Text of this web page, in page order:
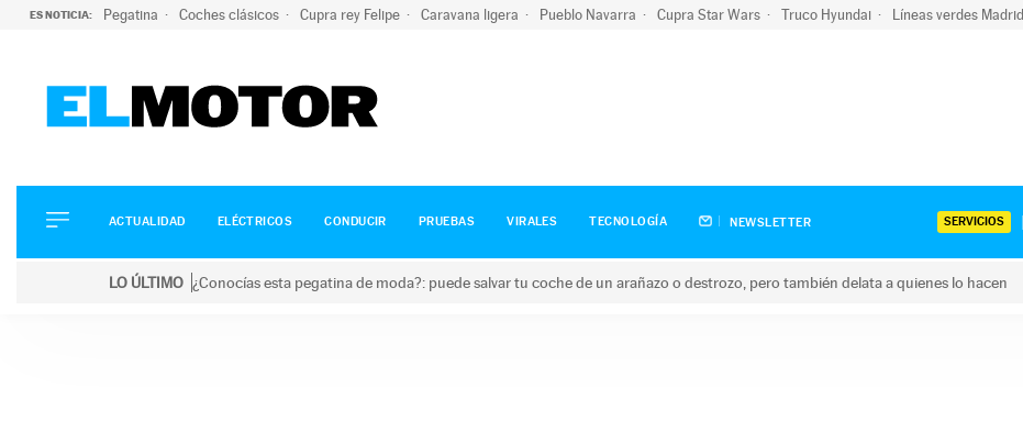
ES NOTICIA: Pegatina Coches clásicos Cupra rey Felipe Caravana ligera Pueblo Navarra Cupra Star Wars Truco Hyundai Líneas verdes Madrid
ELÉCTRICOS
CONDUCIR
ACTUALIDAD ELÉCTRICOS CONDUCIR PRUEBAS VIRALES TECNOLOGÍA NEWSLETTER SERVICIOS
LO ÚLTIMO ¿Conocías esta pegatina de moda?: puede salvar tu coche de un arañazo o destrozo, pero también delata a quienes lo hacen